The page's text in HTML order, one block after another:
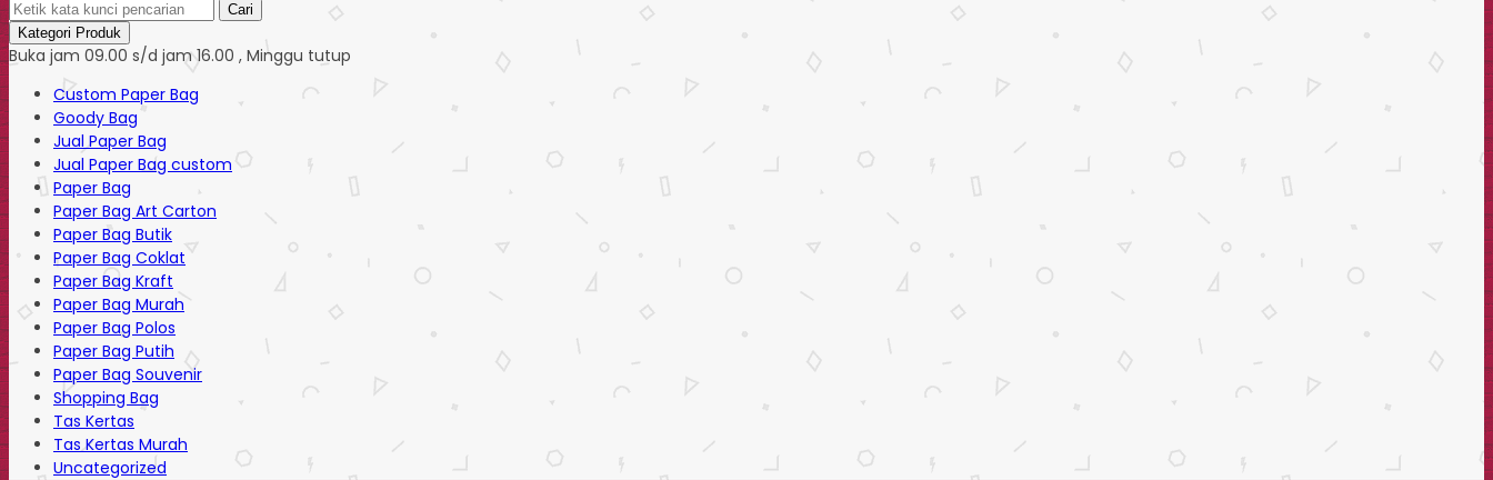
Cari
Kategori Produk
Buka jam 09.00 s/d jam 16.00 , Minggu tutup
Custom Paper Bag
Goody Bag
Jual Paper Bag
Jual Paper Bag custom
Paper Bag
Paper Bag Art Carton
Paper Bag Butik
Paper Bag Coklat
Paper Bag Kraft
Paper Bag Murah
Paper Bag Polos
Paper Bag Putih
Paper Bag Souvenir
Shopping Bag
Tas Kertas
Tas Kertas Murah
Uncategorized